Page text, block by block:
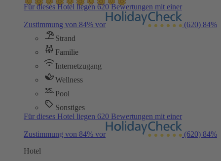
Für dieses Hotel liegen 620 Bewertungen mit einer
Zustimmung von 84% vor (620) 84%
Strand
Familie
Internetzugang
Wellness
Pool
Sonstiges
Für dieses Hotel liegen 620 Bewertungen mit einer
Zustimmung von 84% vor (620) 84%
Hotel